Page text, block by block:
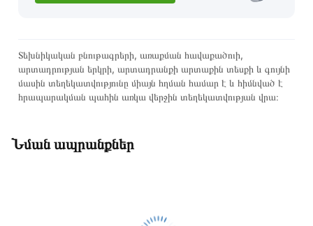
Տեխնիկական բնութագրերի, առաքման հավաքածուի,
արտադրության երկրի, արտադրանքի արտաքին տեսքի և գույնի
մասին տեղեկատվությունը միայն հղման համար է և հիմնված է
հրապարակման պահին առկա վերջին տեղեկատվության վրա։
Նման ապրանքներ